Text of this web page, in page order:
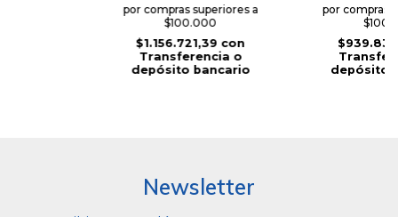
por compras superiores a
$100.000
$1.156.721,39 con
Transferencia o
depósito bancario
por compras
depósito
Newsletter